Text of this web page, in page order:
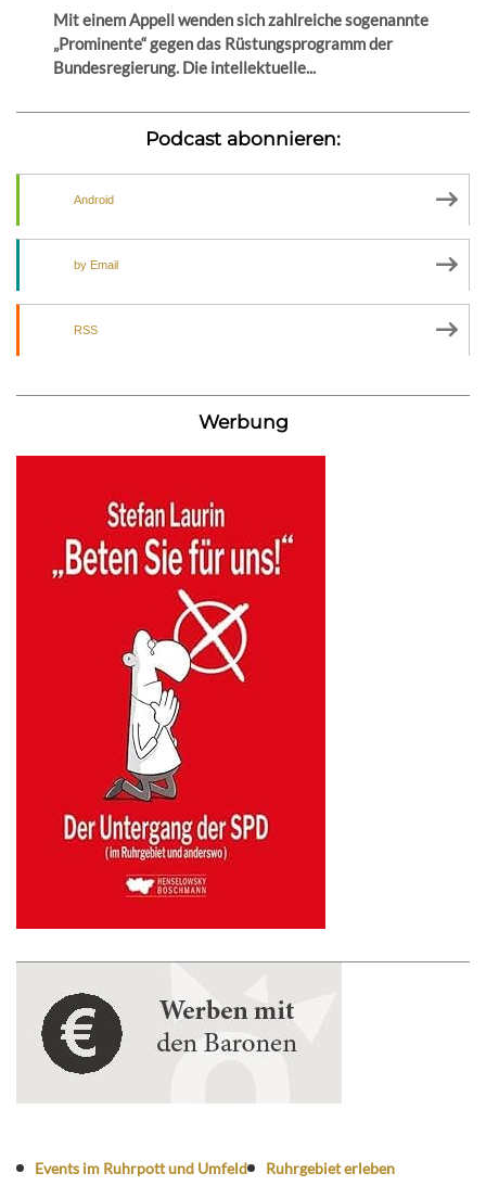
Mit einem Appell wenden sich zahlreiche sogenannte
„Prominente“ gegen das Rüstungsprogramm der
Bundesregierung. Die intellektuelle...
Podcast abonnieren:
Android
by Email
RSS
Werbung
Events im Ruhrpott und Umfeld Ruhrgebiet erleben